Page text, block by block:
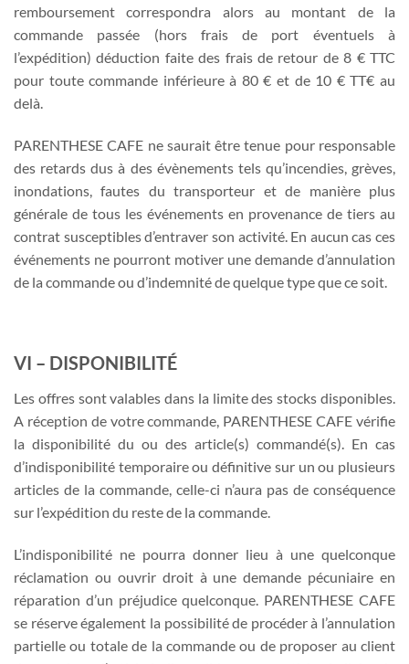
remboursement correspondra alors au montant de la
commande passée (hors frais de port éventuels à
l’expédition) déduction faite des frais de retour de 8 € TTC
pour toute commande inférieure à 80 € et de 10 € TT€ au
delà.
PARENTHESE CAFE ne saurait être tenue pour responsable
des retards dus à des évènements tels qu’incendies, grèves,
inondations, fautes du transporteur et de manière plus
générale de tous les événements en provenance de tiers au
contrat susceptibles d’entraver son activité. En aucun cas ces
événements ne pourront motiver une demande d’annulation
de la commande ou d’indemnité de quelque type que ce soit.
VI – DISPONIBILITÉ
Les offres sont valables dans la limite des stocks disponibles.
A réception de votre commande, PARENTHESE CAFE vérifie
la disponibilité du ou des article(s) commandé(s). En cas
d’indisponibilité temporaire ou définitive sur un ou plusieurs
articles de la commande, celle-ci n’aura pas de conséquence
sur l’expédition du reste de la commande.
L’indisponibilité ne pourra donner lieu à une quelconque
réclamation ou ouvrir droit à une demande pécuniaire en
réparation d’un préjudice quelconque. PARENTHESE CAFE
se réserve également la possibilité de procéder à l’annulation
partielle ou totale de la commande ou de proposer au client